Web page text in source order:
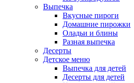
Выпечка
Вкусные пироги
Домашние пирожки
Оладьи и блины
Разная выпечка
Десерты
Детское меню
Выпечка для детей
Десерты для детей